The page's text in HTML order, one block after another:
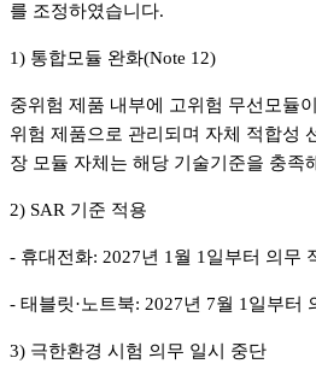
를 조정하였습니다.
1) 통합모듈 완화(Note 12)
중위험 제품 내부에 고위험 무선모듈
위험 제품으로 관리되며 자체 적합성
장 모듈 자체는 해당 기술기준을 충족
2) SAR 기준 적용
- 휴대전화: 2027년 1월 1일부터 의무
- 태블릿·노트북: 2027년 7월 1일부터
3) 극한환경 시험 의무 일시 중단